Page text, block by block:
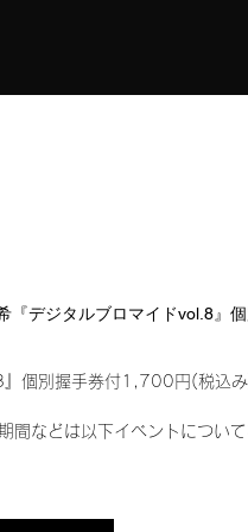
『デジタルブロマイドvol.8』
』個別握手券付1,700円(税込
間などは以下イベントについ